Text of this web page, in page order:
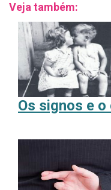
Veja também:
Os signos e o